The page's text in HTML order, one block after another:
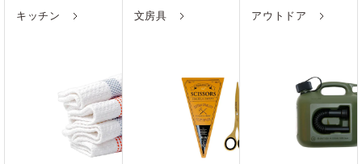
キッチン 文房具 アウトドア